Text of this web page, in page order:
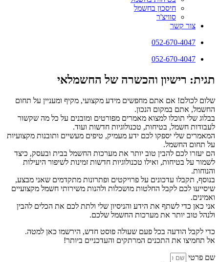
חיסכון בחשמל
סוויצ'ר
צור קשר
052-670-4047
052-670-4047
תגית: רישיון והכשרה של החשמלאי
שלום לכולם! אם אתם מחפשים מידע מקצועי, מקיף ומעניין על תחום
החשמל, אתם במקום הנכון.
בבלוג שלי תוכלו למצוא מאמרים מפורטים ומובנים על כל מה שקשור
לעבודות חשמל, בטיחות, טכנולוגיות חדשות ועוד.
המאמרים שלי יספקו לכם ידע מעמיק, טיפים מעשיים ותובנות מקצועיות
על תחום החשמל.
הם יעזרו לכם להבין טוב יותר את מערכות החשמל בבית ובעסק, כיצד
לשמור על בטיחות, ואילו טכנולוגיות חדשות זמינות לשיפור היעילות
והנוחות.
בנוסף, תקבלו עדכונים על פרויקטים ופתרונות מתקדמים שאני מבצע,
שיסייעו לכם לקבל החלטות מושכלות ולהנות משירותי חשמל מקצועיים
ואמינים.
אני כאן כדי לשתף את הידע והניסיון שלי ולתת לכם את הכלים להבין
ולנהל טוב יותר את מערכות החשמל שלכם.
כדי לקבל הודעה בכל פעם שעולה פוסט חדש, הירשמו כאן למטה.
אל תחמיצו את התכנים המרתקים והעדכניים ביותר!
שם פרטי